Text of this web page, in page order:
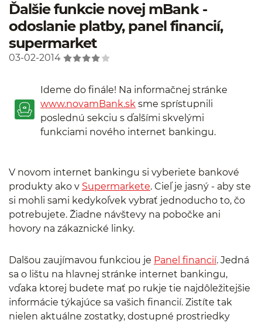
Ďalšie funkcie novej mBank -
odoslanie platby, panel financií,
supermarket
03-02-2014
Ideme do finále! Na informačnej stránke
www.novamBank.sk sme sprístupnili
poslednú sekciu s ďalšími skvelými
funkciami nového internet bankingu.
V novom internet bankingu si vyberiete bankové
produkty ako v Supermarkete. Cieľ je jasný - aby ste
si mohli sami kedykoľvek vybrať jednoducho to, čo
potrebujete. Žiadne návštevy na pobočke ani
hovory na zákaznické linky.
Dalšou zaujímavou funkciou je Panel financií. Jedná
sa o lištu na hlavnej stránke internet bankingu,
vďaka ktorej budete mať po rukje tie najdôležitejšie
informácie týkajúce sa vašich financií. Zistíte tak
nielen aktuálne zostatky, dostupné prostriedky